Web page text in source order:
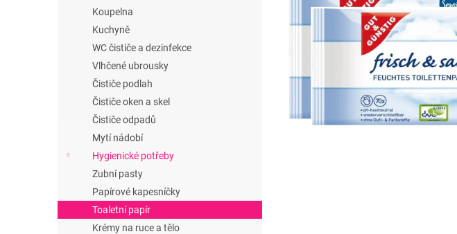
Koupelna
Kuchyně
WC čističe a dezinfekce
Vlhčené ubrousky
Čističe podlah
Čističe oken a skel
Čističe odpadů
Mytí nádobí
Hygienické potřeby
Zubní pasty
Papírové kapesníčky
Toaletní papír
Krémy na ruce a tělo